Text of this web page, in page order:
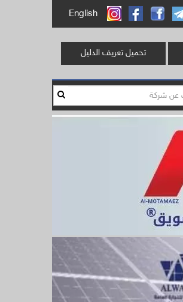
English
تحميل تعريف الدليل